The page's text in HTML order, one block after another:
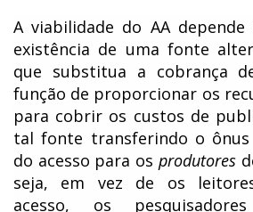
A viabilidade do AA
existência de uma fonte
que substitua a cobrança
função de proporcionar os
para cobrir os custos de
tal fonte transferindo o ônus
do acesso para os produtores
seja, em vez de os
acesso, os